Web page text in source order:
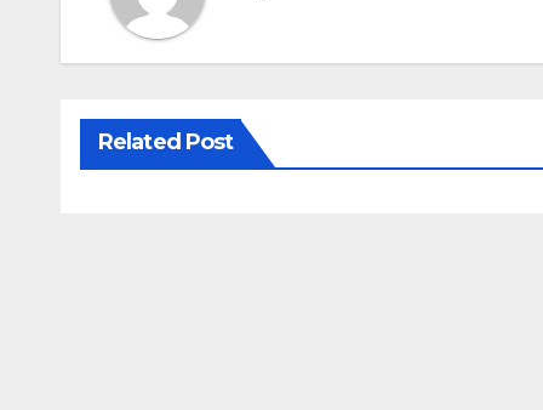
Related Post